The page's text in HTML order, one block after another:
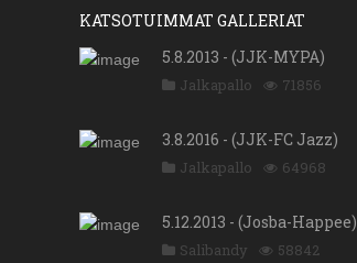
KATSOTUIMMAT GALLERIAT
5.8.2013 - (JJK-MYPA)
Jalkapallo 71856
3.8.2016 - (JJK-FC Jazz)
Jalkapallo 64968
5.12.2013 - (Josba-Happee)
Salibandy 58842